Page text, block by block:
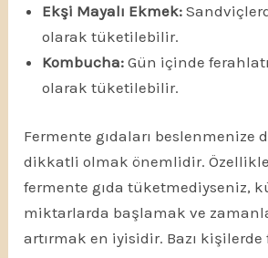
Ekşi Mayalı Ekmek:
olarak tüketilebilir.
Kombucha: Gün içinde
olarak tüketilebilir.
Fermente gıdaları beslenmenize
dikkatli olmak önemlidir.
fermente gıda tüketmediyseniz,
miktarlarda başlamak ve
artırmak en iyisidir. Bazı kişilerde